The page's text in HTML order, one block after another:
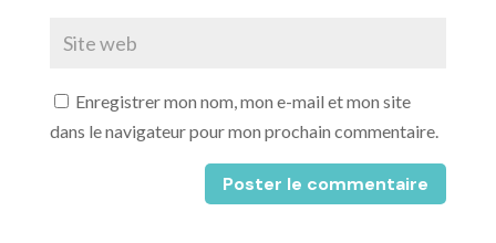
Enregistrer mon nom, mon e-mail et mon site
dans le navigateur pour mon prochain commentaire.